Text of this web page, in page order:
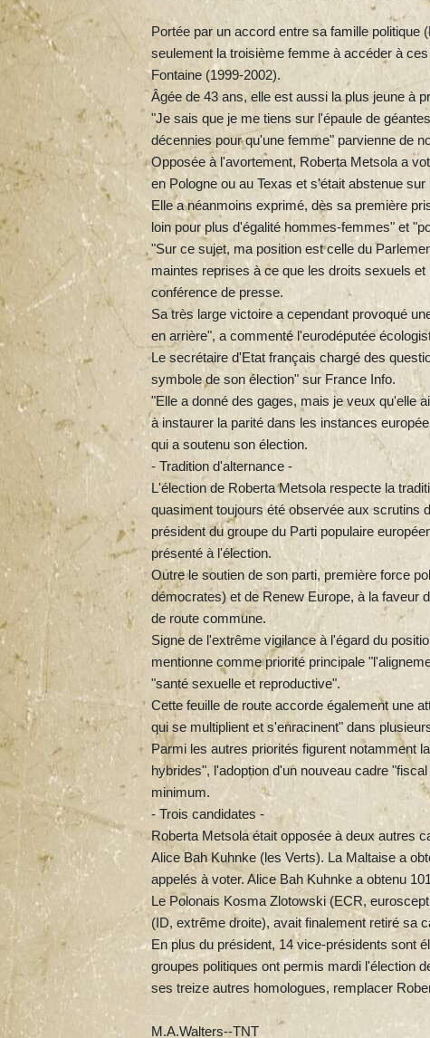
Portée par un accord entre sa famille
seulement la troisième femme à accéder à
Fontaine (1999-2002).
Âgée de 43 ans, elle est aussi la plus jeune à
"Je sais que je me tiens sur l'épaule de
décennies pour qu'une femme" parvienne de
Opposée à l'avortement, Roberta Metsola a
en Pologne ou au Texas et s'était abstenue
Elle a néanmoins exprimé, dès sa première
loin pour plus d'égalité hommes-femmes" et
"Sur ce sujet, ma position est celle du
maintes reprises à ce que les droits sexuels
conférence de presse.
Sa très large victoire a cependant provoqué
en arrière", a commenté l'eurodéputée
Le secrétaire d'Etat français chargé des
symbole de son élection" sur France Info.
"Elle a donné des gages, mais je veux qu'elle
à instaurer la parité dans les instances
qui a soutenu son élection.
- Tradition d'alternance -
L'élection de Roberta Metsola respecte la
quasiment toujours été observée aux scrutins
président du groupe du Parti populaire
présenté à l'élection.
Outre le soutien de son parti, première force
démocrates) et de Renew Europe, à la faveur
de route commune.
Signe de l'extrême vigilance à l'égard du
mentionne comme priorité principale
"santé sexuelle et reproductive".
Cette feuille de route accorde également une
qui se multiplient et s'enracinent" dans
Parmi les autres priorités figurent notamment
hybrides", l'adoption d'un nouveau cadre
minimum.
- Trois candidates -
Roberta Metsola était opposée à deux autres
Alice Bah Kuhnke (les Verts). La Maltaise a
appelés à voter. Alice Bah Kuhnke a obtenu
Le Polonais Kosma Zlotowski (ECR,
(ID, extrême droite), avait finalement retiré sa
En plus du président, 14 vice-présidents sont
groupes politiques ont permis mardi l'élection
ses treize autres homologues, remplacer
M.A.Walters--TNT